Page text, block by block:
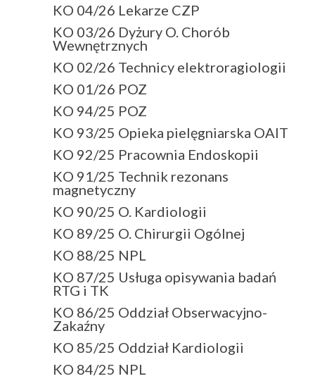
KO 04/26 Lekarze CZP
KO 03/26 Dyżury O. Chorób
Wewnętrznych
KO 02/26 Technicy elektroragiologii
KO 01/26 POZ
KO 94/25 POZ
KO 93/25 Opieka pielęgniarska OAIT
KO 92/25 Pracownia Endoskopii
KO 91/25 Technik rezonans
magnetyczny
KO 90/25 O. Kardiologii
KO 89/25 O. Chirurgii Ogólnej
KO 88/25 NPL
KO 87/25 Usługa opisywania badań
RTG i TK
KO 86/25 Oddział Obserwacyjno-
Zakaźny
KO 85/25 Oddział Kardiologii
KO 84/25 NPL